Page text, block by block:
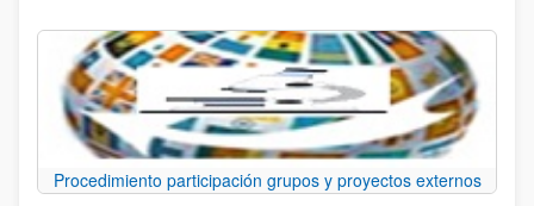
Procedimiento participación grupos y proyectos externos